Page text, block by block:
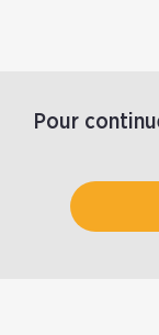
Pour